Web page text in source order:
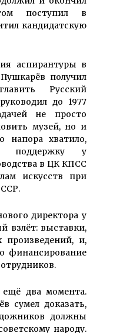
поступил в
кандидатскую
аспирантуры в
получил
Русский
до 1977
не просто
музей, но и
напора хватило,
поддержку у
в ЦК КПСС
искусств при
директора у
взлёт: выставки,
произведений, и,
финансирование
два момента.
сумел доказать,
должны
народу.